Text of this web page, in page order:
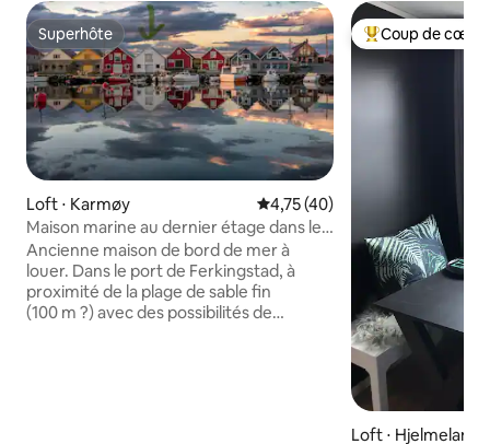
Superhôte
Superhôte
Loft ⋅ Karmøy Évaluation moyenne sur la
4,75 (40)
Maison marine au dernier étage dans le
port de Ferkingstad
Ancienne maison de bord de mer à
louer. Dans le port de Ferkingstad, à
proximité de la plage de sable fin
(100 m ?) avec des possibilités de
Coups de cœur
Coup de cœur
Loft ⋅ Hjelmeland